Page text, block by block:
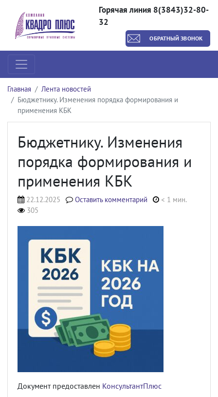
Горячая линия 8(3843)32-80-
32
ОБРАТНЫЙ ЗВОНОК
Главная
Лента новостей
Бюджетнику. Изменения порядка формирования и
применения КБК
Бюджетнику. Изменения
порядка формирования и
применения КБК
22.12.2025 Оставить комментарий
< 1 мин.
305
Документ предоставлен КонсультантПлюс